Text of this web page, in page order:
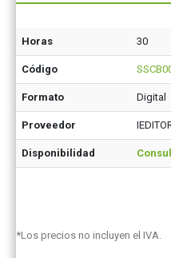
Horas 30
Código
Formato Digital
Proveedor
Disponibilidad
*Los precios no incluyen el IVA.